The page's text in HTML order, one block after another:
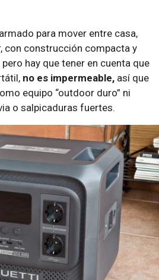
para mover entre casa,
con construcción compacta y
hay que tener en cuenta que
no es impermeable, así que
equipo “outdoor duro” ni
o salpicaduras fuertes.